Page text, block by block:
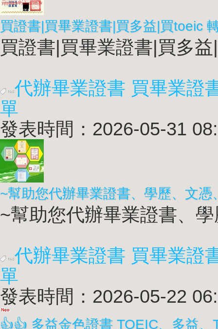
買證書|買畢業證書|買多
代辦畢業證書 買畢業證
單
發表時間：2026-05-31
~幫助您代辦畢業證書、
代辦畢業證書 買畢業證
單
發表時間：2026-05-22